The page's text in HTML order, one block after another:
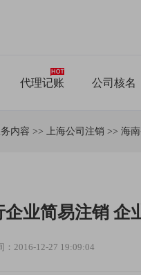
代理记账 公司核名
内容 >> 上海公司注销 >> 海
业简易注销 企
：2016-12-27 19:09:04